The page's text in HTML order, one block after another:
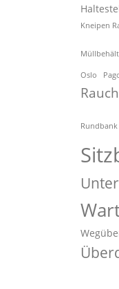
Kneipen
Oslo
Rundbank